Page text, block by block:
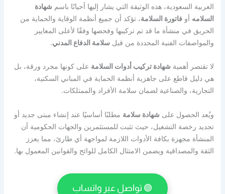
العربية السعودية،هذه الوثيقة التي يشار إليها أحيانًا باسم شهادة
السلامه أوفاتورة السلامة، تؤكد أن جميع أنظمة الوقاية والحماية من
الحريق في منشأة ما قد تم تركيبها وفحصها وفقًا لأعلى المعايير
والمواصفات الفنية المحددة من قبل سلامة الدفاع المدني.
لا تقتصر أهمية شهادة تركيب أدوات السلامة على كونها مجرد ورقة، بل
هي دليل قاطع على جاهزية أنظمة الحماية في المباني السكنية،
التجارية، والصناعية لضمان سلامة الأفراد والممتلكات.
ويُعد الحصول على شهادة سلامة مطلبًا أساسيًا عند إنشاء مبنى جديد أو
تجديد رخصة التشغيل، حيث تثبت للمستثمرين والجهات الحكومية أن
المنشأة مجهزة بكافة الأدوات اللازمة لمواجهة أي طارئ، مما يعزز
الثقة والمصداقية ويضمن الامتثال الكامل للوائح والقوانين المعمول بها.
🟢 تواصل عبر واتساب